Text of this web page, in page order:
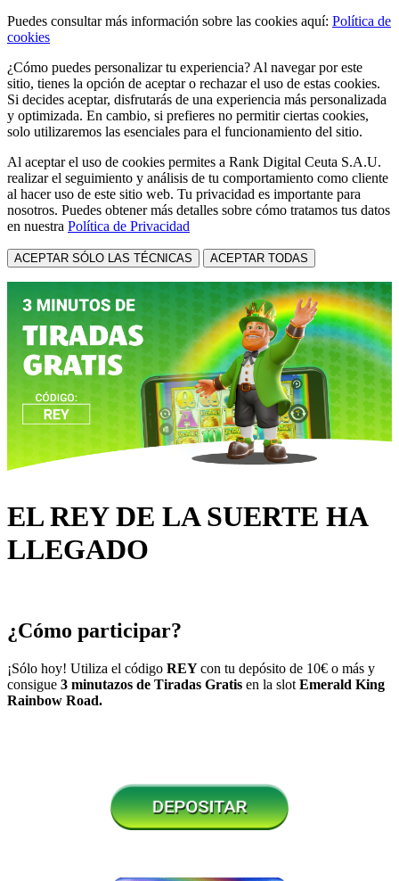
Puedes consultar más información sobre las cookies aquí: Política de
cookies
¿Cómo puedes personalizar tu experiencia? Al navegar por este
sitio, tienes la opción de aceptar o rechazar el uso de estas cookies.
Si decides aceptar, disfrutarás de una experiencia más personalizada
y optimizada. En cambio, si prefieres no permitir ciertas cookies,
solo utilizaremos las esenciales para el funcionamiento del sitio.
Al aceptar el uso de cookies permites a Rank Digital Ceuta S.A.U.
realizar el seguimiento y análisis de tu comportamiento como cliente
al hacer uso de este sitio web. Tu privacidad es importante para
nosotros. Puedes obtener más detalles sobre cómo tratamos tus datos
en nuestra Política de Privacidad
ACEPTAR SÓLO LAS TÉCNICAS ACEPTAR TODAS
EL REY DE LA SUERTE HA
LLEGADO
¿Cómo participar?
¡Sólo hoy! Utiliza el código REYcon tu depósito de 10€ o más y
consigue 3 minutazos de Tiradas Gratis en la slot Emerald King
Rainbow Road.